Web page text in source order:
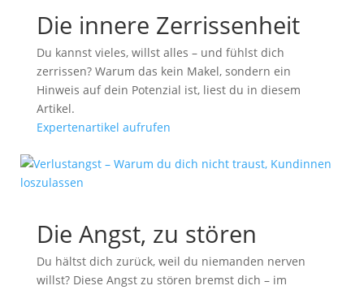
Die innere Zerrissenheit
Du kannst vieles, willst alles – und fühlst dich
zerrissen? Warum das kein Makel, sondern ein
Hinweis auf dein Potenzial ist, liest du in diesem
Artikel.
Expertenartikel aufrufen
Die Angst, zu stören
Du hältst dich zurück, weil du niemanden nerven
willst? Diese Angst zu stören bremst dich – im